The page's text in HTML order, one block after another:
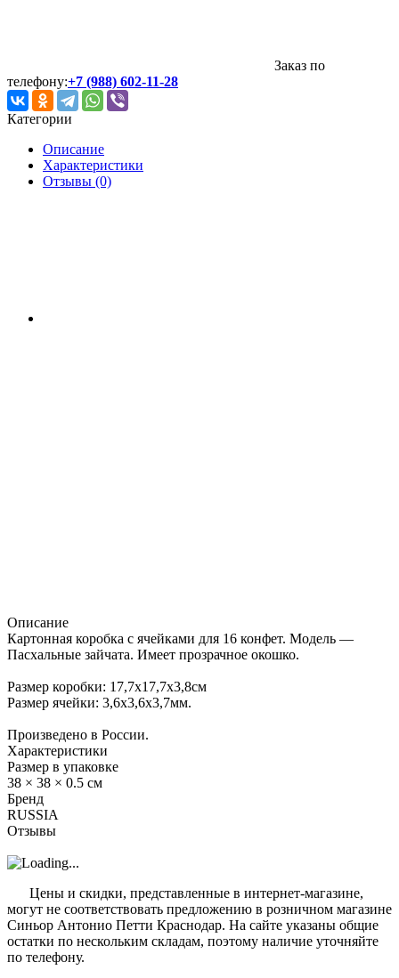
Заказ по
телефону:+7 (988) 602-11-28
Категории
Описание
Характеристики
Отзывы (0)
Описание
Картонная коробка с ячейками для 16 конфет. Модель —
Пасхальные зайчата. Имеет прозрачное окошко.
Размер коробки: 17,7х17,7х3,8см
Размер ячейки: 3,6х3,6х3,7мм.
Произведено в России.
Характеристики
Размер в упаковке
38 × 38 × 0.5 см
Бренд
RUSSIA
Отзывы
Цены и скидки, представленные в интернет-магазине,
могут не соответствовать предложению в розничном магазине
Синьор Антонио Петти Краснодар. На сайте указаны общие
остатки по нескольким складам, поэтому наличие уточняйте
по телефону.